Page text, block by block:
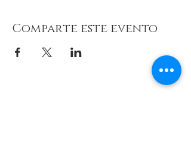
Comparte este evento